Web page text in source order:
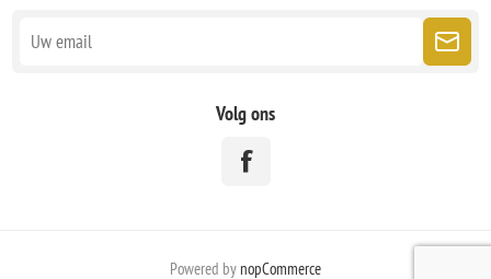
Volg ons
Powered by nopCommerce